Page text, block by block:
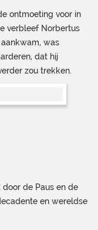
ontmoeting voor in
verbleef Norbertus
was
dat hij
zou trekken.
de Paus en de
en wereldse